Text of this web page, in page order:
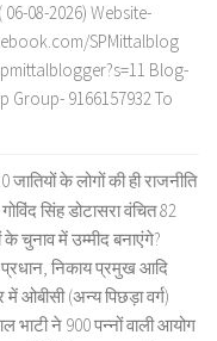
08-2026) Website-
SPMittalblog
Blog-
Group- 9166157932 To
के लोगों की ही राजनीति
सिंह डोटासरा वंचित 82
के चुनाव में उम्मीद बनाएंगे?
प्रधान, निकाय प्रमुख आदि
ओबीसी (अन्य पिछड़ा वर्ग)
भाटी ने 900 पन्नों वाली आयोग